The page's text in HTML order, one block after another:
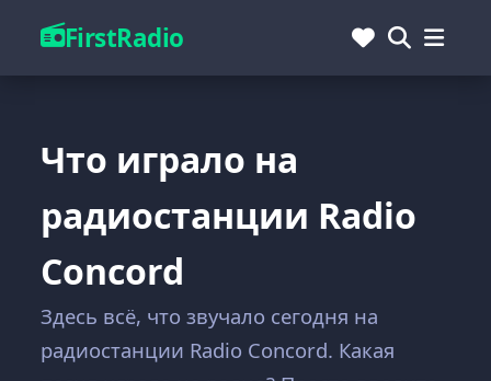
FirstRadio
Что играло на
радиостанции Radio
Concord
Здесь всё, что звучало сегодня на
радиостанции Radio Concord. Какая